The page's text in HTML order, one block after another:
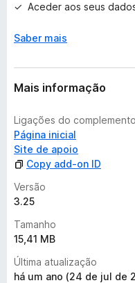
ç
e
a
i
d
a
Aceder aos seus
Saber mais
Mais informação
Ligações do complemento
Página inicial
Site de apoio
Copy add-on ID
Versão
3.25
Tamanho
15,41 MB
Última atualização
há um ano (24 de jul de